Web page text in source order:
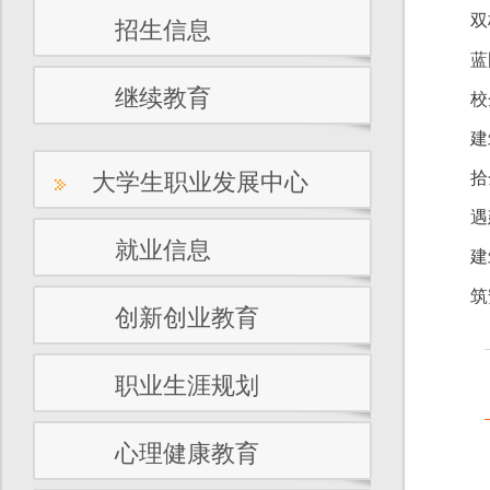
招生信息
继续教育
大学生职业发展中心
就业信息
创新创业教育
职业生涯规划
心理健康教育